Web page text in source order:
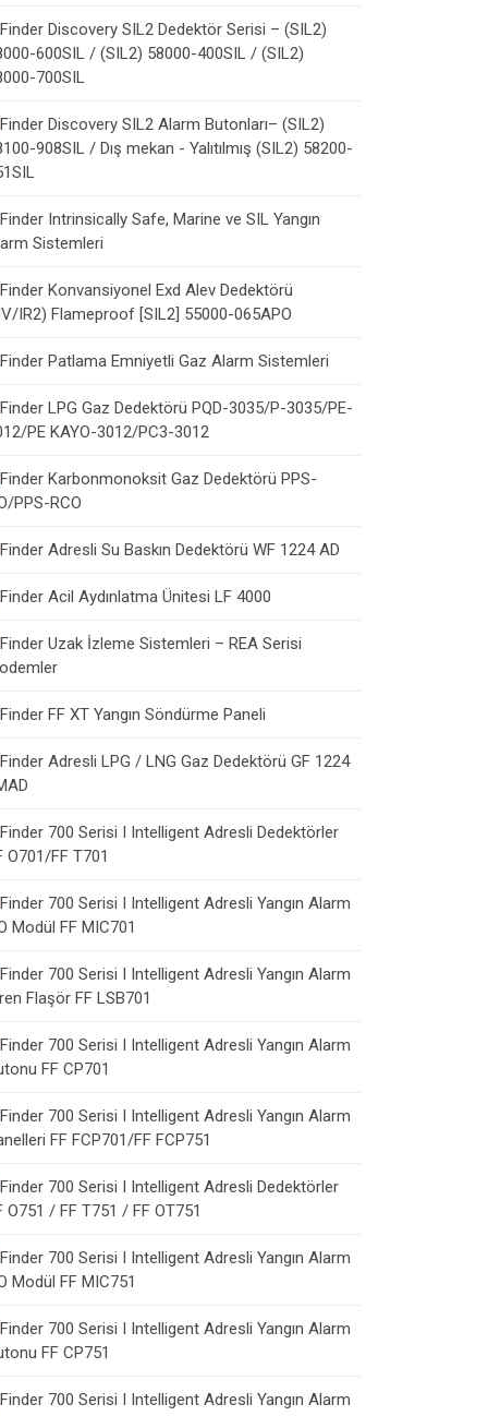
Finder Discovery SIL2 Dedektör Serisi – (SIL2)
600SIL / (SIL2) 58000-400SIL / (SIL2)
700SIL
Finder Discovery SIL2 Alarm Butonları– (SIL2)
908SIL / Dış mekan - Yalıtılmış (SIL2) 58200-
Finder Intrinsically Safe, Marine ve SIL Yangın
Sistemleri
Finder Konvansiyonel Exd Alev Dedektörü
IR2) Flameproof [SIL2] 55000-065APO
Finder Patlama Emniyetli Gaz Alarm Sistemleri
Finder LPG Gaz Dedektörü PQD-3035/P-3035/PE-
PE KAYO-3012/PC3-3012
Finder Karbonmonoksit Gaz Dedektörü PPS-
PPS-RCO
Finder Adresli Su Baskın Dedektörü WF 1224 AD
Finder Acil Aydınlatma Ünitesi LF 4000
Finder Uzak İzleme Sistemleri – REA Serisi
Finder FF XT Yangın Söndürme Paneli
Finder Adresli LPG / LNG Gaz Dedektörü GF 1224
Finder 700 Serisi I Intelligent Adresli Dedektörler
O701/FF T701
Finder 700 Serisi I Intelligent Adresli Yangın Alarm
Modül FF MIC701
Finder 700 Serisi I Intelligent Adresli Yangın Alarm
Flaşör FF LSB701
Finder 700 Serisi I Intelligent Adresli Yangın Alarm
FF CP701
Finder 700 Serisi I Intelligent Adresli Yangın Alarm
FF FCP701/FF FCP751
Finder 700 Serisi I Intelligent Adresli Dedektörler
O751 / FF T751 / FF OT751
Finder 700 Serisi I Intelligent Adresli Yangın Alarm
Modül FF MIC751
Finder 700 Serisi I Intelligent Adresli Yangın Alarm
FF CP751
Finder 700 Serisi I Intelligent Adresli Yangın Alarm